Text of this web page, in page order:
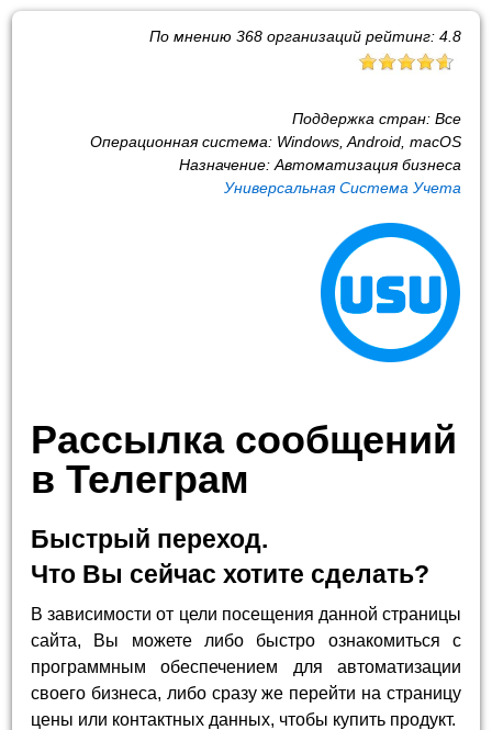
По мнению 368организаций рейтинг: 4.8
Поддержка стран: Все
Операционная система: Windows, Android, macOS
Назначение: Автоматизация бизнеса
Универсальная Система Учета
Рассылка сообщений
в Телеграм
Быстрый переход.
Что Вы сейчас хотите сделать?
В зависимости от цели посещения данной страницы
сайта, Вы можете либо быстро ознакомиться с
программным обеспечением для автоматизации
своего бизнеса, либо сразу же перейти на страницу
цены или контактных данных, чтобы купить продукт.